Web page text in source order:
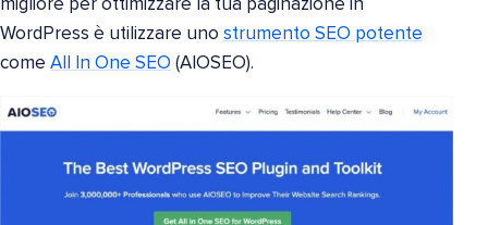
migliore per ottimizzare la tua paginazione in
WordPress è utilizzare uno strumento SEO potente
come All In One SEO (AIOSEO).